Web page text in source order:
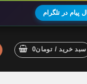
پیام در تلگرام
سبد خرید / تومان0